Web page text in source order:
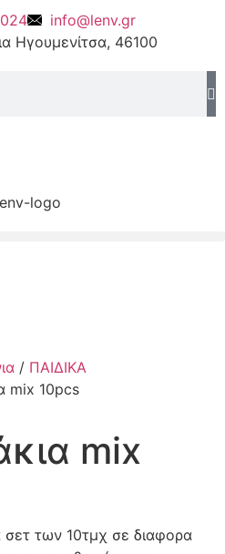
info@lenv.gr
Ηγουμενίτσα, 46100
/ ΠΑΙΔΙΚΑ
mix 10pcs
mix
των 10τμχ σε διαφορα